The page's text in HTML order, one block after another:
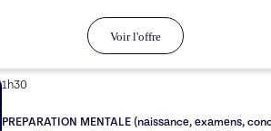
Voir l'offre
1h30
PREPARATION MENTALE (naissance, examens,